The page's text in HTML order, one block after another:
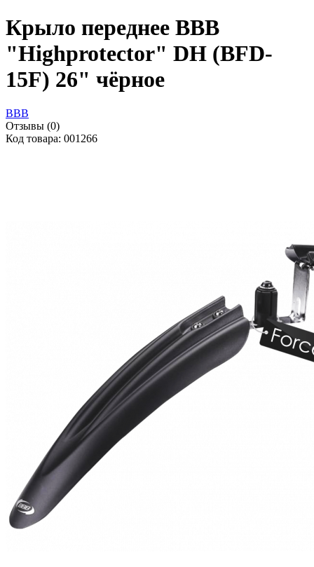
Крыло переднее BBB
"Highprotector" DH (BFD-
15F) 26" чёрное
BBB
Отзывы (0)
Код товара: 001266